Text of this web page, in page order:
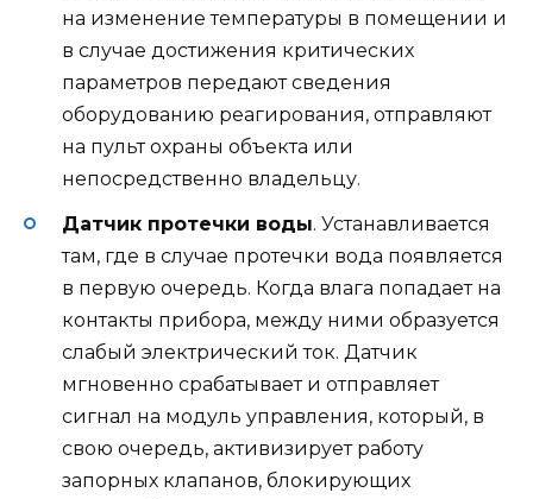
на изменение температуры в помещении и
в случае достижения критических
параметров передают сведения
оборудованию реагирования, отправляют
на пульт охраны объекта или
непосредственно владельцу.
Датчик протечки воды. Устанавливается
там, где в случае протечки вода появляется
в первую очередь. Когда влага попадает на
контакты прибора, между ними образуется
слабый электрический ток. Датчик
мгновенно срабатывает и отправляет
сигнал на модуль управления, который, в
свою очередь, активизирует работу
запорных клапанов, блокирующих